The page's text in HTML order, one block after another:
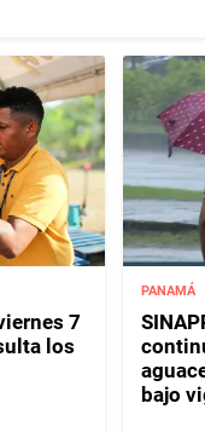
7
los
PANAMÁ
bajo